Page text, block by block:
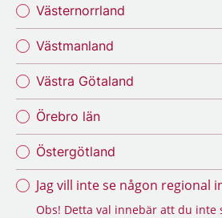
Västernorrland
Västmanland
Västra Götaland
Örebro län
Östergötland
Jag vill inte se någon regional
Obs! Detta val innebär att du inte